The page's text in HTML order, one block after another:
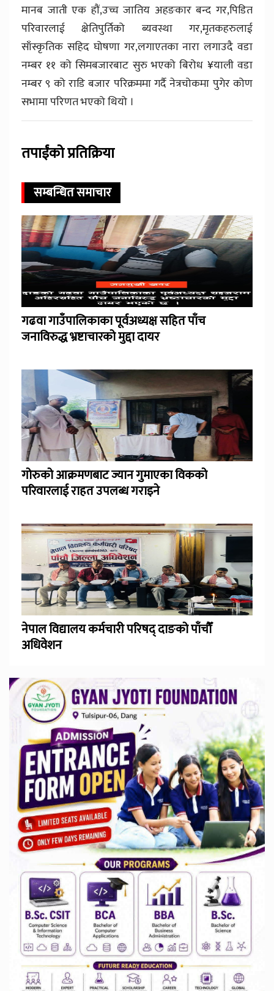
मानब जाती एक हौं,उच्च जातिय अहङकार बन्द गर,पिडित
परिवारलाई क्षेतिपुर्तिको ब्यवस्था गर,मृतकहरुलाई
साँस्कृतिक सहिद घोषणा गर,लगाएतका नारा लगाउदै वडा
नम्बर ११ को सिमबजारबाट सुरु भएको बिरोध ¥याली वडा
नम्बर ९ को राडि बजार परिक्रममा गर्दै नेत्रचोकमा पुगेर कोण
सभामा परिणत भएको थियो ।
तपाईंको प्रतिक्रिया
सम्बन्धित समाचार
गढवा गाउँपालिकाका पूर्वअध्यक्ष सहित पाँच
जनाविरुद्ध भ्रष्टाचारको मुद्दा दायर
गोरुको आक्रमणबाट ज्यान गुमाएका विकको
परिवारलाई राहत उपलब्ध गराइने
नेपाल विद्यालय कर्मचारी परिषद् दाङको पाँचौँ
अधिवेशन